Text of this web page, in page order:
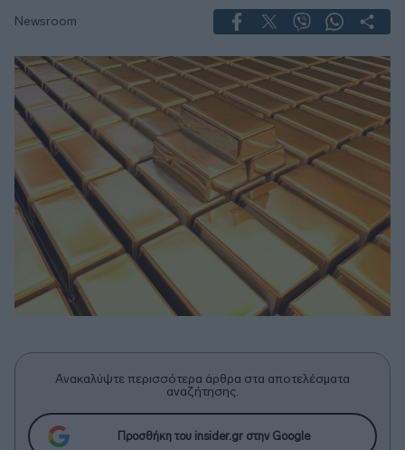
Newsroom
Ανακαλύψτε περισσότερα άρθρα στα αποτελέσματα
αναζήτησης.
Προσθήκη του insider.gr στην Google